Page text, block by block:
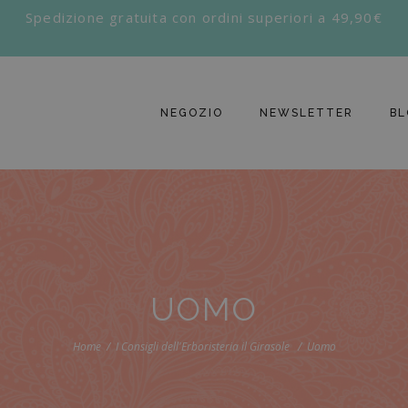
Spedizione gratuita con ordini superiori a 49,90€
NEGOZIO NEWSLETTER
UOMO
Home I Consigli dell'Erboristeria il Girasole Uomo